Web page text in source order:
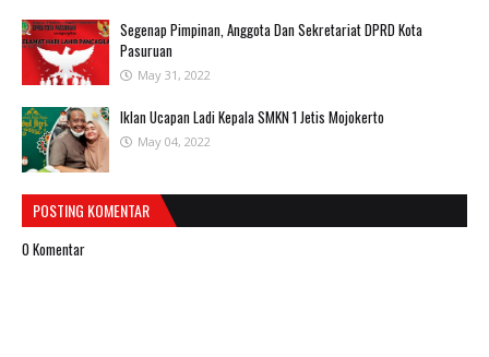
Segenap Pimpinan, Anggota Dan Sekretariat DPRD Kota
Pasuruan
May 31, 2022
Iklan Ucapan Ladi Kepala SMKN 1 Jetis Mojokerto
May 04, 2022
POSTING KOMENTAR
0 Komentar